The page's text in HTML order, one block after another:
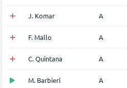
J. Komar Α
F. Mallo Α
C. Quintana Α
M. Barbieri Α